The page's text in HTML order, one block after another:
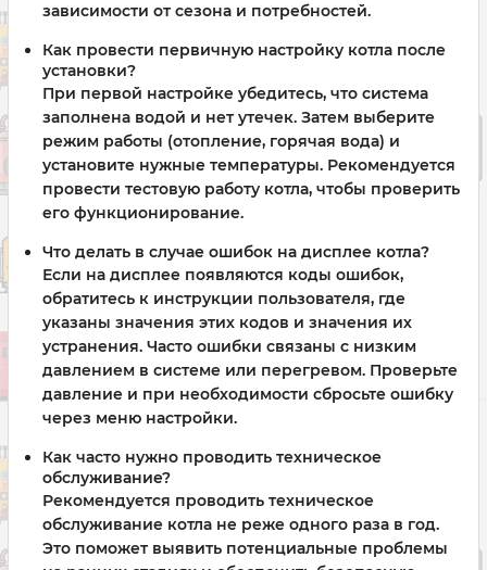
зависимости от сезона и потребностей.
Как провести первичную настройку котла после
установки?
При первой настройке убедитесь, что система
заполнена водой и нет утечек. Затем выберите
режим работы (отопление, горячая вода) и
установите нужные температуры. Рекомендуется
провести тестовую работу котла, чтобы проверить
его функционирование.
Что делать в случае ошибок на дисплее котла?
Если на дисплее появляются коды ошибок,
обратитесь к инструкции пользователя, где
указаны значения этих кодов и значения их
устранения. Часто ошибки связаны с низким
давлением в системе или перегревом. Проверьте
давление и при необходимости сбросьте ошибку
через меню настройки.
Как часто нужно проводить техническое
обслуживание?
Рекомендуется проводить техническое
обслуживание котла не реже одного раза в год.
Это поможет выявить потенциальные проблемы